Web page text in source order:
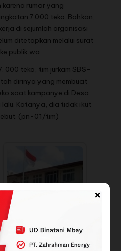
×
karena rumor yang
7.000 teko. Bahkan,
di sejumlah organisasi
ditetapkan melalui surat
publik.wa
000 teko, tim jurkam SBS-
dirinya yang membuat
saat kampanye di Desa
Katanya, dia tidak ikut
(pn-01/tim)